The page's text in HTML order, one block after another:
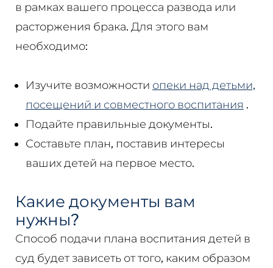
в рамках вашего процесса развода или
расторжения брака. Для этого вам
необходимо:
Изучите возможности опеки над детьми,
посещений и совместного воспитания .
Подайте правильные документы.
Составьте план, поставив интересы
ваших детей на первое место.
Какие документы вам
нужны?
Способ подачи плана воспитания детей в
суд будет зависеть от того, каким образом